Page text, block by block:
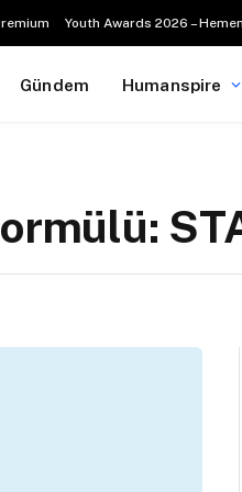
Youth Awards 2026 –
Gündem Humanspire